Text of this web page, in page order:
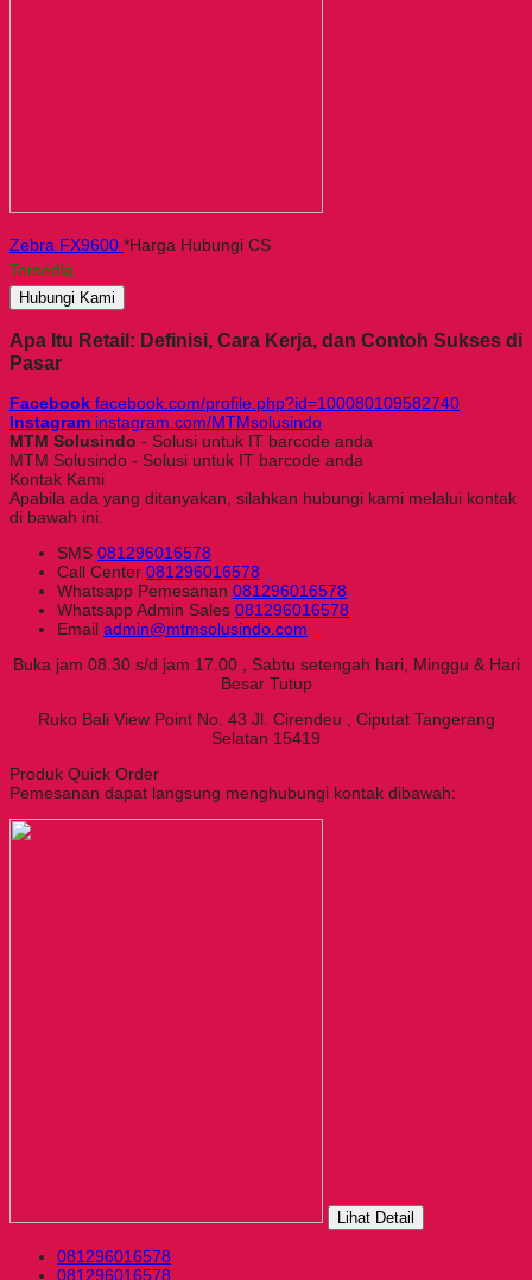
Zebra FX9600 *Harga Hubungi CS
Tersedia
Hubungi Kami
Apa Itu Retail: Definisi, Cara Kerja, dan Contoh Sukses di
Pasar
Facebook facebook.com/profile.php?id=100080109582740
Instagram instagram.com/MTMsolusindo
MTM Solusindo - Solusi untuk IT barcode anda
MTM Solusindo - Solusi untuk IT barcode anda
Kontak Kami
Apabila ada yang ditanyakan, silahkan hubungi kami melalui kontak
di bawah ini.
SMS 081296016578
Call Center 081296016578
Whatsapp Pemesanan 081296016578
WhatsappAdmin Sales 081296016578
Email admin@mtmsolusindo.com
Buka jam 08.30 s/d jam 17.00 , Sabtu setengah hari, Minggu & Hari
Besar Tutup
Ruko Bali View Point No. 43 Jl. Cirendeu , Ciputat Tangerang
Selatan 15419
Produk Quick Order
Pemesanan dapat langsung menghubungi kontak dibawah:
Lihat Detail
081296016578
081296016578